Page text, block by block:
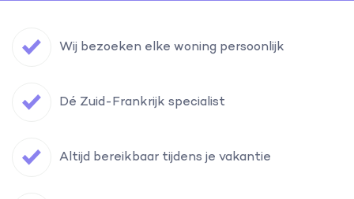
Wij bezoeken elke woning persoonlijk
Dé Zuid-Frankrijk specialist
Altijd bereikbaar tijdens je vakantie